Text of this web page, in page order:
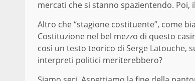
mercati che si stanno spazientendo. Poi,
Altro che “stagione costituente”, come
Costituzione nel bel mezzo di questo
così un testo teorico di Serge Latouche,
interpreti politici meriterebbero?